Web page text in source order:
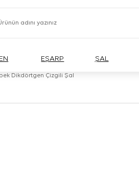
EŞARP ŞAL
Dikdörtgen Çizgili Şal